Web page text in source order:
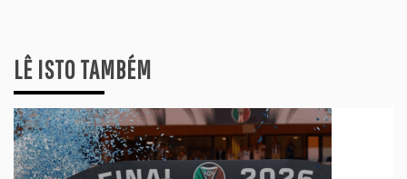
LÊ ISTO TAMBÉM